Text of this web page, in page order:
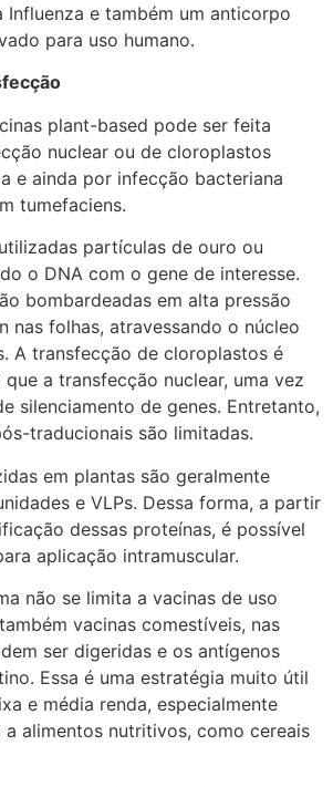
Influenza e também um anticorpo
para uso humano.
plant-based pode ser feita
nuclear ou de cloroplastos
e ainda por infecção bacteriana
tumefaciens.
partículas de ouro ou
o DNA com o gene de interesse.
bombardeadas em alta pressão
nas folhas, atravessando o núcleo
A transfecção de cloroplastos é
a transfecção nuclear, uma vez
silenciamento de genes. Entretanto,
traducionais são limitadas.
em plantas são geralmente
e VLPs. Dessa forma, a partir
dessas proteínas, é possível
aplicação intramuscular.
não se limita a vacinas de uso
vacinas comestíveis, nas
ser digeridas e os antígenos
Essa é uma estratégia muito útil
e média renda, especialmente
a alimentos nutritivos, como cereais